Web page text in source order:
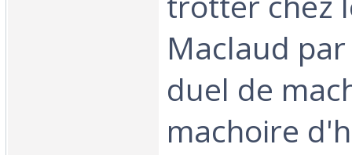
Maclaud par
duel de
machoire